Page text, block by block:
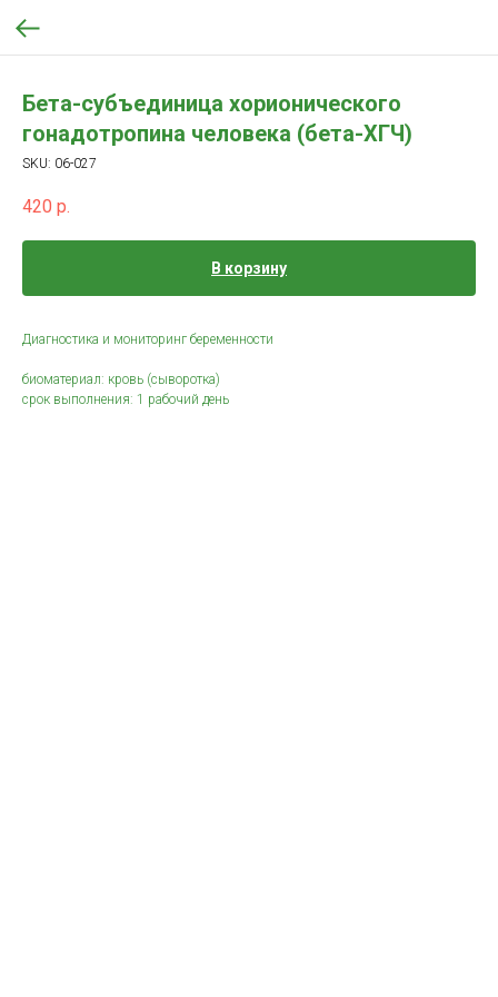
Бета-субъединица хорионического
гонадотропина человека (бета-ХГЧ)
SKU: 06-027
420 р.
В корзину
Диагностика и мониторинг беременности
биоматериал: кровь (сыворотка)
срок выполнения: 1 рабочий день